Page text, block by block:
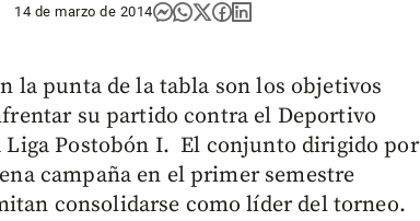
14 de marzo de 2014
la punta de la tabla son los objetivos
su partido contra el Deportivo
Liga Postobón I. El conjunto dirigido por
campaña en el primer semestre
consolidarse como líder del torneo.